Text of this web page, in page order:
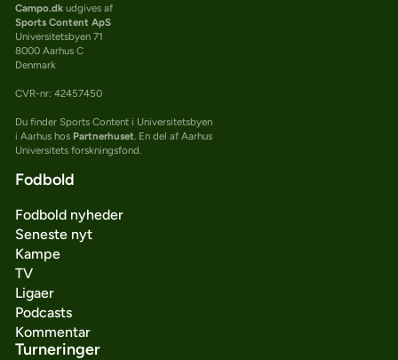
Campo.dkudgives af
Sports Content ApS
Universitetsbyen 71
8000 Aarhus C
Denmark
CVR-nr: 42457450
Du finder Sports Content i Universitetsbyen
i Aarhus hos Partnerhuset. En del af Aarhus
Universitets forskningsfond.
Fodbold
Fodbold nyheder
Seneste nyt
Kampe
TV
Ligaer
Podcasts
Kommentar
Turneringer